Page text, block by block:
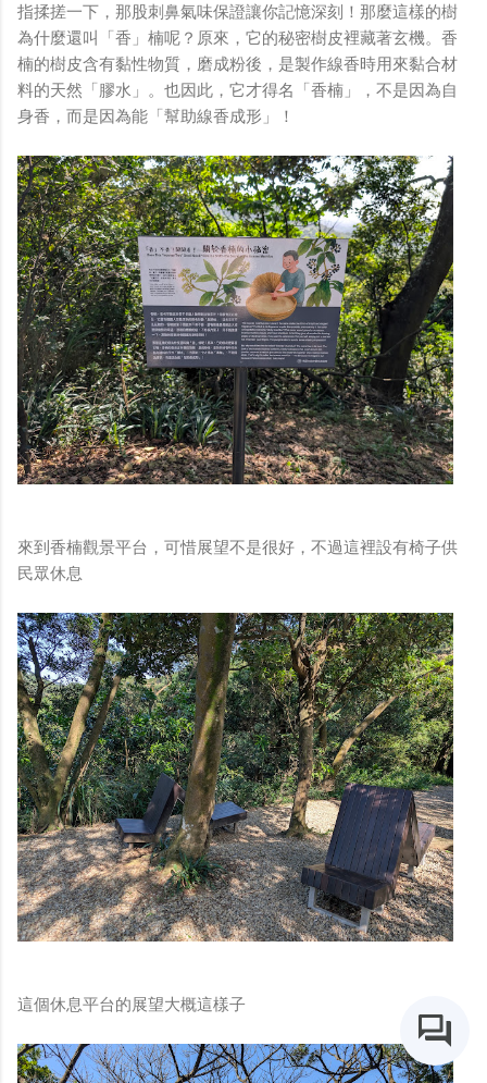
指揉搓一下，那股刺鼻氣味保證讓你記憶深刻！那麼這樣的樹
為什麼還叫「香」楠呢？原來，它的秘密樹皮裡藏著玄機。香
楠的樹皮含有黏性物質，磨成粉後，是製作線香時用來黏合材
料的天然「膠水」。也因此，它才得名「香楠」，不是因為自
身香，而是因為能「幫助線香成形」！
來到香楠觀景平台，可惜展望不是很好，不過這裡設有椅子供
民眾休息
這個休息平台的展望大概這樣子